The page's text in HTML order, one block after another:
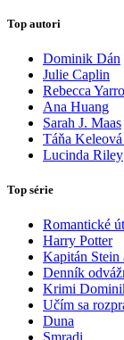
Top autori
Dominik Dán
Julie Caplin
Rebecca
Ana Huang
Sarah J. Maas
Táňa
Lucinda Riley
Top série
Romantické
Harry Potter
Kapitán Stein
Denník
Krimi
Učím sa
Duna